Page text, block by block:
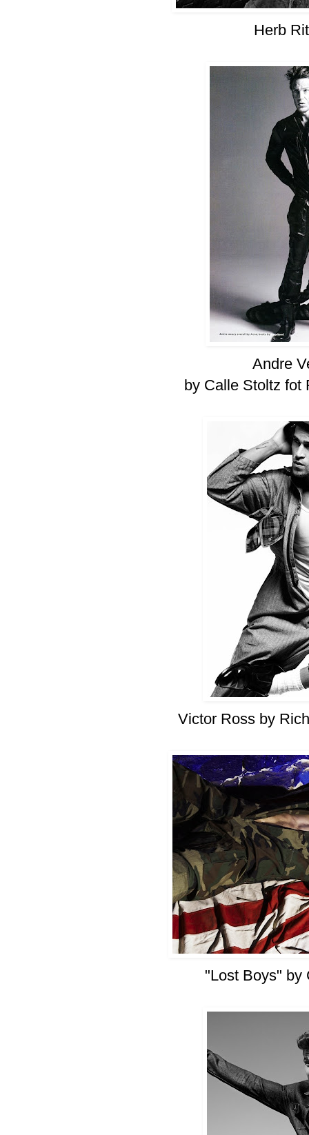
Herb
Andre
by Calle Stoltz fot
Victor Ross by
"Lost Boys" by